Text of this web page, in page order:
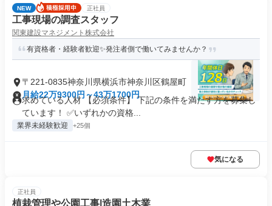
NEW 正社員
工事現場の調査スタッフ
関東建設マネジメント株式会社
有資格者・経験者歓迎✨発注者側で働いてみませんか？
〒221-0835神奈川県横浜市神奈川区鶴屋町
月給22万9300円～43万1700円
求めている人材 【必須条件】 下記の条件を満たす方を募集し
ています！ ✅いずれかの資格...
業界未経験歓迎 +25個
気になる
正社員
植栽管理や公園工事|造園土木業